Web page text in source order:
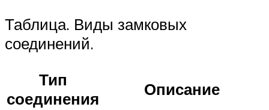
Таблица. Виды замковых
соединений.
Тип
соединения
Описание